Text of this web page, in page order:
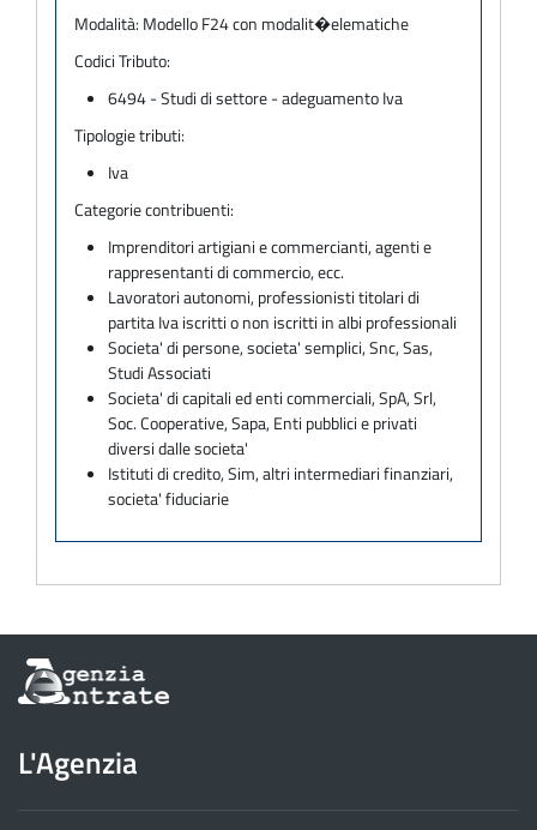
Modalità: Modello F24 con modalit�elematiche
Codici Tributo:
6494 - Studi di settore - adeguamento Iva
Tipologie tributi:
Iva
Categorie contribuenti:
Imprenditori artigiani e commercianti, agenti e
rappresentanti di commercio, ecc.
Lavoratori autonomi, professionisti titolari di
partita Iva iscritti o non iscritti in albi professionali
Societa' di persone, societa' semplici, Snc, Sas,
Studi Associati
Societa' di capitali ed enti commerciali, SpA, Srl,
Soc. Cooperative, Sapa, Enti pubblici e privati
diversi dalle societa'
Istituti di credito, Sim, altri intermediari finanziari,
societa' fiduciarie
Informazioni
sul
dell'Agenzia
delle
Entrate
L'Agenzia